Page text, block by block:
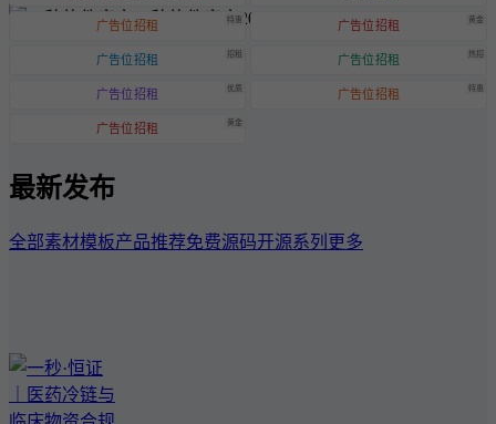
一秒软件官方2024-6-20
广告位招租 特惠 广告位招租 黄金
广告位招租 招租 广告位招租 热招
广告位招租 优质 广告位招租 特惠
广告位招租 黄金
最新发布
全部素材模板产品推荐免费源码开源系列 更多